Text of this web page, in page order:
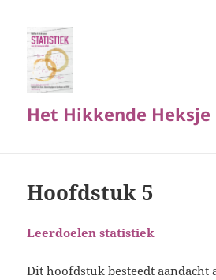
Het Hikkende Heksje
Hoofdstuk 5
Leerdoelen statistiek
Dit hoofdstuk besteedt aandacht